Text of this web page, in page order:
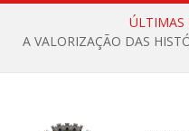
ÚLTIMAS